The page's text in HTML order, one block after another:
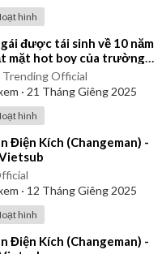
hình
được tái sinh về 10 năm
mặt hot boy của trường
mô độc ácOfficial
· 21 Tháng Giêng 2025
hình
Điện Kích (Changeman) -
· 12 Tháng Giêng 2025
hình
Điện Kích (Changeman) -